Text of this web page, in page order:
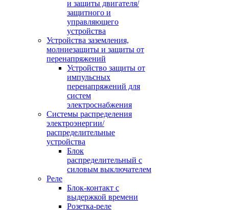
и защиты двигателя/
защитного и
управляющего
устройства
Устройства заземления,
молниезащиты и защиты от
перенапряжений
Устройство защиты от
импульсных
перенапряжений для
систем
электроснабжения
Системы распределения
электроэнергии/
распределительные
устройства
Блок
распределительный с
силовым выключателем
Реле
Блок-контакт с
выдержкой времени
Розетка-реле